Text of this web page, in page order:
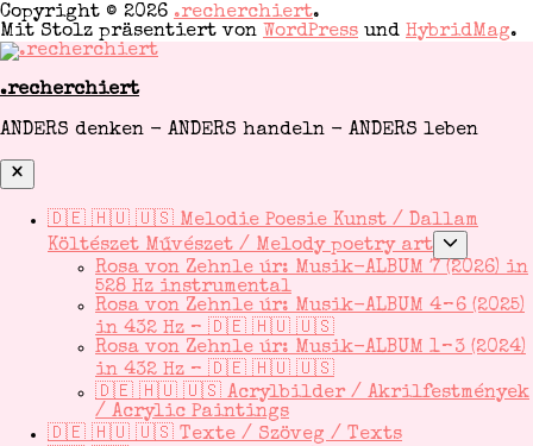
Copyright © 2026 .recherchiert.
Mit Stolz präsentiert von WordPress und HybridMag.
.recherchiert
ANDERS denken - ANDERS handeln - ANDERS leben
Schließen
🇩🇪 🇭🇺 🇺🇸 Melodie Poesie Kunst / Dallam
Költészet Művészet / Melody poetry art
anzeigen
Rosa von Zehnle úr: Musik-ALBUM 7 (2026) in
528 Hz instrumental
Rosa von Zehnle úr: Musik-ALBUM 4 – 6 (2025)
in 432 Hz – 🇩🇪 🇭🇺 🇺🇸
Rosa von Zehnle úr: Musik-ALBUM 1 – 3 (2024)
in 432 Hz – 🇩🇪 🇭🇺 🇺🇸
🇩🇪 🇭🇺 🇺🇸 Acrylbilder / Akrilfestmények
/ Acrylic Paintings
🇩🇪 🇭🇺 🇺🇸 Texte / Szöveg / Texts